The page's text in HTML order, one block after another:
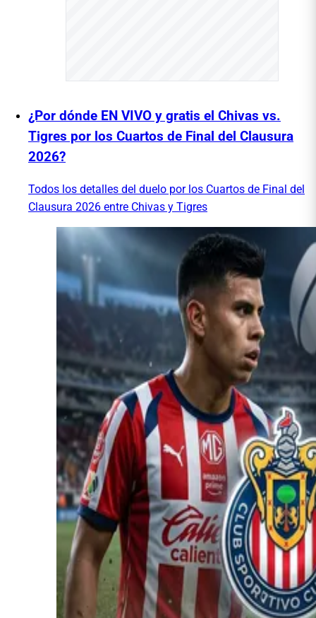
¿Por dónde EN VIVO y gratis el Chivas vs.
Tigres por los Cuartos de Final del Clausura
2026?
Todos los detalles del duelo por los Cuartos de Final del
Clausura 2026 entre Chivas y Tigres